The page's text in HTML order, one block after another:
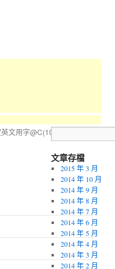
文用字@C(101~200個)
文章存檔
2015 年 3 月
2014 年 10 月
2014 年 9 月
2014 年 8 月
2014 年 7 月
2014 年 6 月
2014 年 5 月
2014 年 4 月
2014 年 3 月
2014 年 2 月